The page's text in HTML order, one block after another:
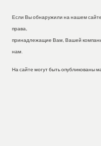
Если Вы обнаружили на нашем
права,
принадлежащие Вам, Вашей
нам.
На сайте могут быть опубликованы